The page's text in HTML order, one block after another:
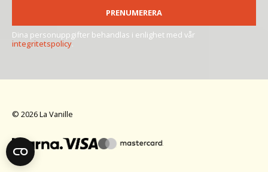
PRENUMERERA
Dina personuppgifter behandlas i enlighet med vår
integritetspolicy.
© 2026 La Vanille